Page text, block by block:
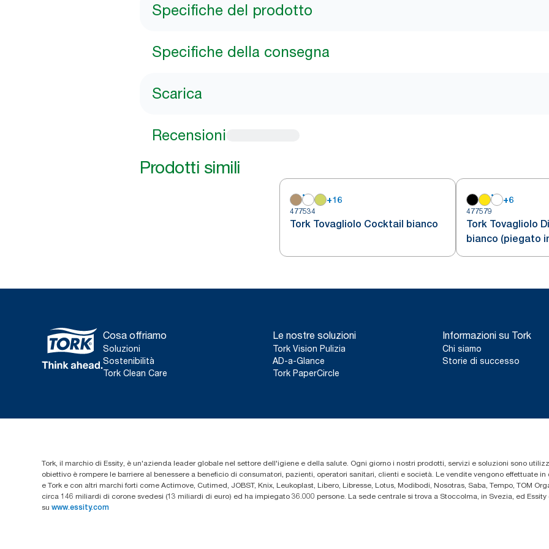
Specifiche del prodotto
Specifiche della consegna
Scarica
Recensioni
Prodotti simili
+16
477534
Tork Tovagliolo Cocktail bianco
+6
477579
Tork Tovagliolo
bianco (piegato
Cosa offriamo
Soluzioni
Sostenibilità
Tork Clean Care
Le nostre soluzioni
Tork Vision Pulizia
AD-a-Glance
Tork PaperCircle
Informazioni su Tork
Chi siamo
Storie di successo
Tork, il marchio di Essity, è un'azienda leader globale nel settore dell'igiene e della salute. Ogni giorno i nostri prodotti, servizi e soluzioni sono
obiettivo è rompere le barriere al benessere a beneficio di consumatori, pazienti, operatori sanitari, clienti e società. Le vendite vengono effettuate
e Tork e con altri marchi forti come Actimove, Cutimed, JOBST, Knix, Leukoplast, Libero, Libresse, Lotus, Modibodi, Nosotras, Saba, Tempo, TOM
circa 146 miliardi di corone svedesi (13 miliardi di euro) ed ha impiegato 36.000 persone. La sede centrale si trova a Stoccolma, in Svezia, ed
su www.essity.com